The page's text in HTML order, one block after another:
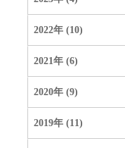
2022年 (10)
2021年 (6)
2020年 (9)
2019年 (11)